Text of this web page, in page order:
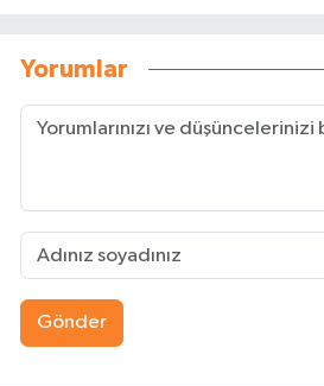
Yorumlar
Gönder